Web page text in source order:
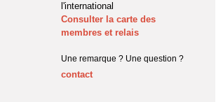
l'international
Consulter la carte des
membres et relais
Une remarque ? Une question ?
contact